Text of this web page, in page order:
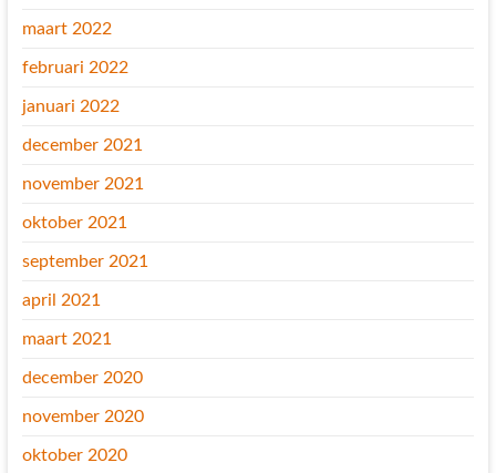
maart 2022
februari 2022
januari 2022
december 2021
november 2021
oktober 2021
september 2021
april 2021
maart 2021
december 2020
november 2020
oktober 2020